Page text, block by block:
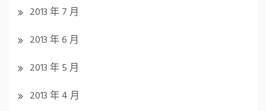
2013 年 7 月
2013 年 6 月
2013 年 5 月
2013 年 4 月